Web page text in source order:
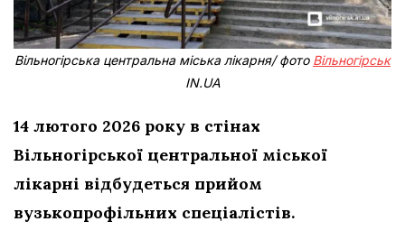
Вільногірська центральна міська лікарня/ фото Вільногірськ
IN.UA
14 лютого 2026 року в стінах
Вільногірської центральної міської
лікарні відбудеться прийом
вузькопрофільних спеціалістів.